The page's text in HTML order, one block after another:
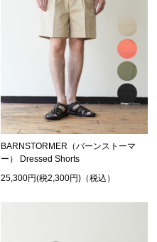
BARNSTORMER（バーンストーマ
ー） Dressed Shorts
25,300円(税2,300円)（税込）